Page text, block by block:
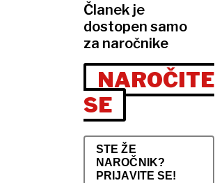
Članek je
dostopen samo
za naročnike
NAROČITE
SE
STE ŽE
NAROČNIK?
PRIJAVITE SE!